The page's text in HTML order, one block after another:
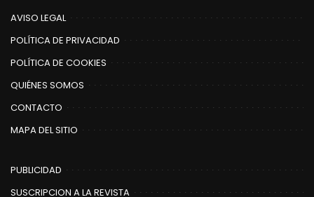
AVISO LEGAL
POLÍTICA DE PRIVACIDAD
POLÍTICA DE COOKIES
QUIÉNES SOMOS
CONTACTO
MAPA DEL SITIO
PUBLICIDAD
SUSCRIPCION A LA REVISTA